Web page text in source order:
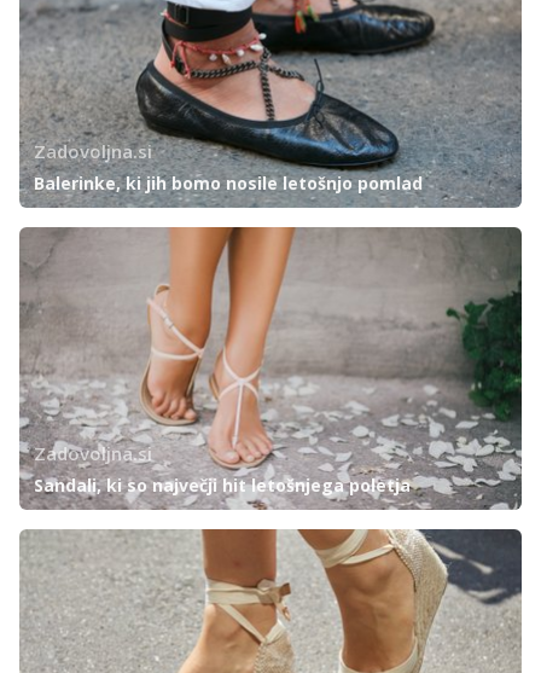
Zadovoljna.si
Balerinke, ki jih bomo nosile letošnjo pomlad
Zadovoljna.si
Sandali, ki so največji hit letošnjega poletja